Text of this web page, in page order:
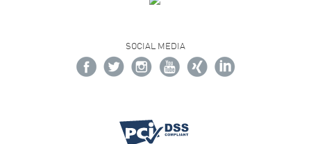
SOCIAL MEDIA